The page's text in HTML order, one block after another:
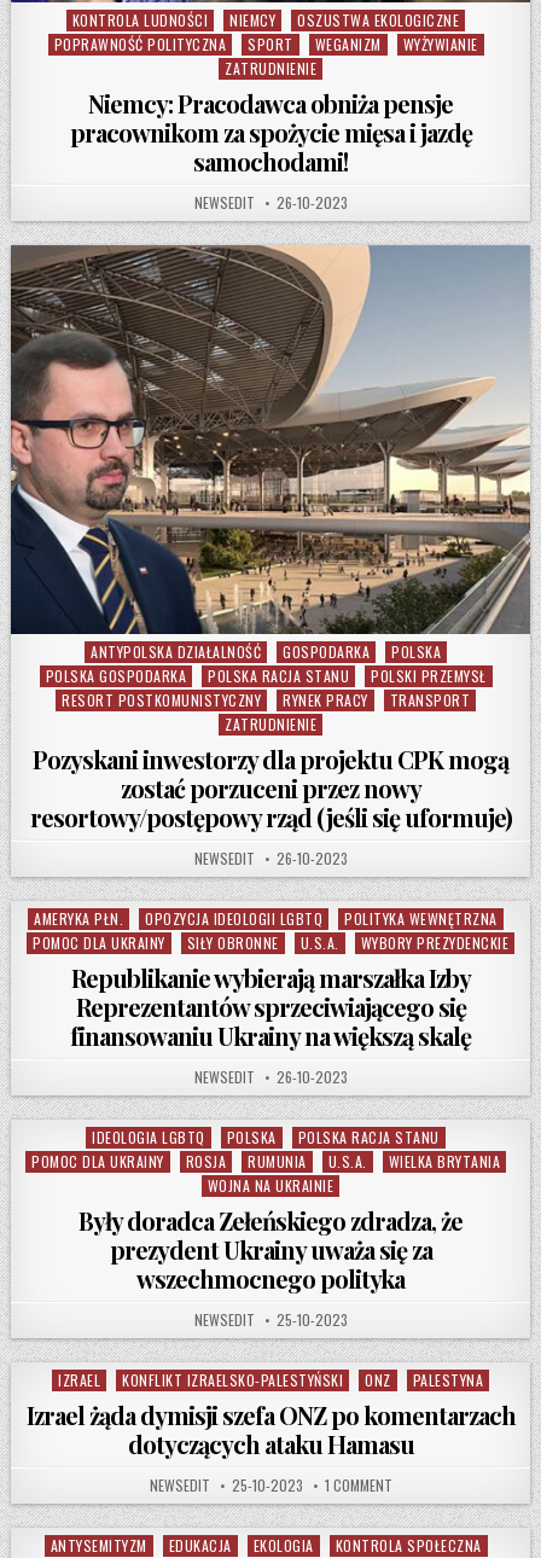
Posted in
KONTROLA LUDNOŚCI NIEMCY
OSZUSTWA EKOLOGICZNE
POPRAWNOŚĆ POLITYCZNA
SPORT WEGANIZM
WYŻYWIANIE
ZATRUDNIENIE
Niemcy: Pracodawca obniża pensje
pracownikom za spożycie mięsa i jazdę
samochodami!
AUTHOR:
NEWSEDIT PUBLISHED DATE:
26-10-2023
Posted in
ANTYPOLSKA DZIAŁALNOŚĆ GOSPODARKA
POLSKA
POLSKA GOSPODARKA
POLSKA RACJA STANU
POLSKI PRZEMYSŁ
RESORT POSTKOMUNISTYCZNY
RYNEK PRACY
TRANSPORT
ZATRUDNIENIE
Pozyskani inwestorzy dla projektu CPK mogą
zostać porzuceni przez nowy
resortowy/postępowy rząd (jeśli się uformuje)
AUTHOR:
NEWSEDIT PUBLISHED DATE:
26-10-2023
Posted in
AMERYKA PŁN. OPOZYCJA IDEOLOGII LGBTQ
POLITYKA WEWNĘTRZNA
POMOC DLA UKRAINY
SIŁY OBRONNE U.S.A. WYBORY PREZYDENCKIE
Republikanie wybierają marszałka Izby
Reprezentantów sprzeciwiającego się
finansowaniu Ukrainy na większą skalę
AUTHOR:
NEWSEDIT PUBLISHED DATE:
26-10-2023
Posted in
IDEOLOGIA LGBTQ POLSKA
POLSKA RACJA STANU
POMOC DLA UKRAINY
ROSJA RUMUNIA U.S.A.
WIELKA BRYTANIA
WOJNA NA UKRAINIE
Były doradca Zełeńskiego zdradza, że
prezydent Ukrainy uważa się za
wszechmocnego polityka
AUTHOR:
NEWSEDIT PUBLISHED DATE:
25-10-2023
Posted in
IZRAEL KONFLIKT IZRAELSKO-PALESTYŃSKI ONZ PALESTYNA
Izrael żąda dymisji szefa ONZ po komentarzach
dotyczących ataku Hamasu
AUTHOR:
NEWSEDIT PUBLISHED DATE:
25-10-2023 1 COMMENTON IZRAEL ŻĄDA DYMISJI
Posted in
ANTYSEMITYZM EDUKACJA EKOLOGIA
KONTROLA SPOŁECZNA